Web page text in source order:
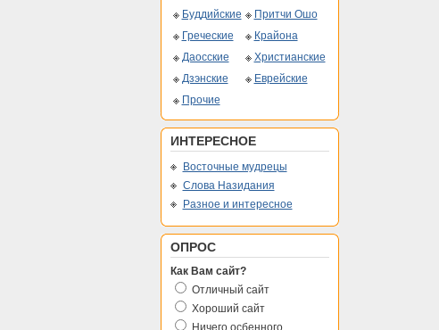
Буддийские
Притчи Ошо
Греческие
Крайона
Даосские
Христианские
Дзэнские
Еврейские
Прочие
ИНТЕРЕСНОЕ
Восточные мудрецы
Слова Назидания
Разное и интересное
ОПРОС
Как Вам сайт?
Отличный сайт
Хороший сайт
Ничего осбенного